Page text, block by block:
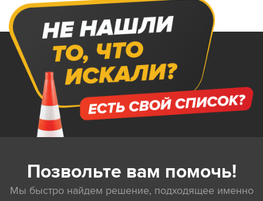
Позвольте вам помочь!
Мы быстро найдем решение, подходящее именно